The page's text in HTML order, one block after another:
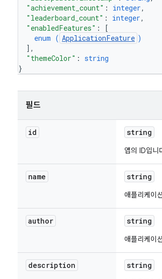
"achievement_count" : integer,
"leaderboard_count" : integer,
"enabledFeatures" :
[
enum ( ApplicationFeature )
] ,
"themeColor" : string
}
필드
id string
앱의 ID입니
name string
애플리케이
author string
애플리케이
description string